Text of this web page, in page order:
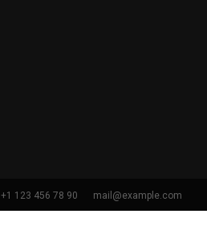
+1 123 456 78 90 mail@example.com